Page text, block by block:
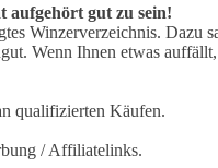
aufgehört gut zu sein!
Winzerverzeichnis. Dazu
Wenn Ihnen etwas
qualifizierten Käufen.
/ Affiliatelinks.